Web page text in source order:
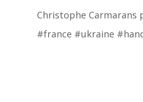
Christophe Carmarans
#france #ukraine